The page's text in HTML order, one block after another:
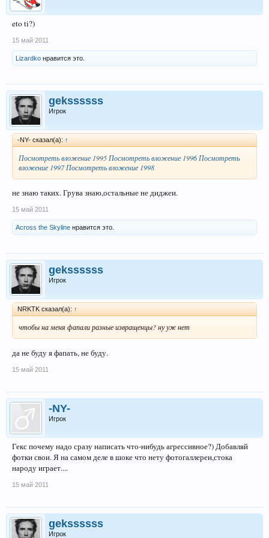
eto ti?)
15 май 2011
Lizardko нравится это.
gekssssss
Игрок
-NY- сказал(а): ↑
Посмотреть вложение 1995 Посмотреть вложение 1996 Посмотреть
вложение 1997 Посмотреть вложение 1998
не знаю таких. Грува знаю,остальные не диджеи.
15 май 2011
Across the Skyline нравится это.
gekssssss
Игрок
NRKTK сказал(а): ↑
чтобы на меня фапали разные извращенцы? ну уж нет
да не буду я фапать, не буду.
15 май 2011
-NY-
Игрок
Гекс почему надо сразу написать что-нибудь агрессивное?) Добавляй
фотки свои. Я на самом деле в шоке что нету фотогаллереи,стока
народу играет....
15 май 2011
gekssssss
Игрок